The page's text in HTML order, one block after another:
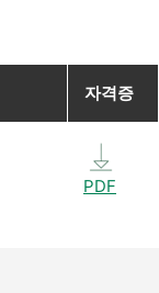
자격증
PDF